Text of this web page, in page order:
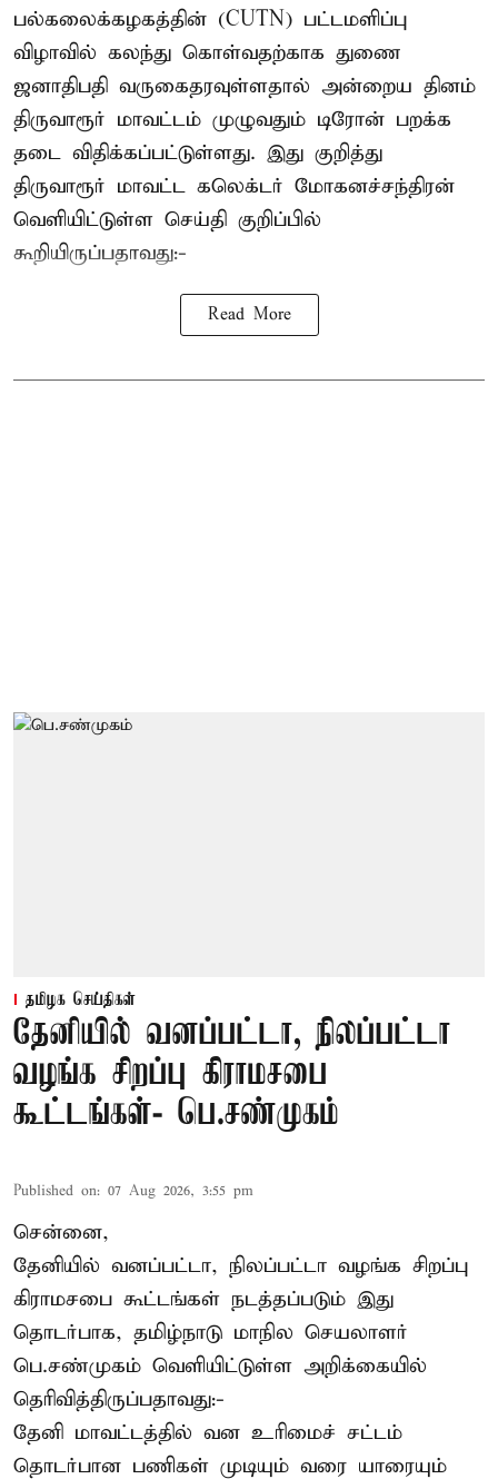
பல்கலைக்கழகத்தின் (CUTN) பட்டமளிப்பு
விழாவில் கலந்து கொள்வதற்காக துணை
ஜனாதிபதி வருகைதரவுள்ளதால் அன்றைய தினம்
திருவாரூர் மாவட்டம் முழுவதும் டிரோன் பறக்க
தடை விதிக்கப்பட்டுள்ளது. இது குறித்து
திருவாரூர் மாவட்ட கலெக்டர் மோகனச்சந்திரன்
வெளியிட்டுள்ள செய்தி குறிப்பில்
கூறியிருப்பதாவது:-
Read More
தமிழக செய்திகள்
தேனியில் வனப்பட்டா, நிலப்பட்டா
வழங்க சிறப்பு கிராமசபை
கூட்டங்கள்- பெ.சண்முகம்
Published on: 07 Aug 2026, 3:55 pm
சென்னை,
தேனியில் வனப்பட்டா, நிலப்பட்டா வழங்க சிறப்பு
கிராமசபை கூட்டங்கள் நடத்தப்படும் இது
தொடர்பாக, தமிழ்நாடு மாநில செயலாளர்
பெ.சண்முகம் வெளியிட்டுள்ள அறிக்கையில்
தெரிவித்திருப்பதாவது:-
தேனி மாவட்டத்தில் வன உரிமைச் சட்டம்
தொடர்பான பணிகள் முடியும் வரை யாரையும்